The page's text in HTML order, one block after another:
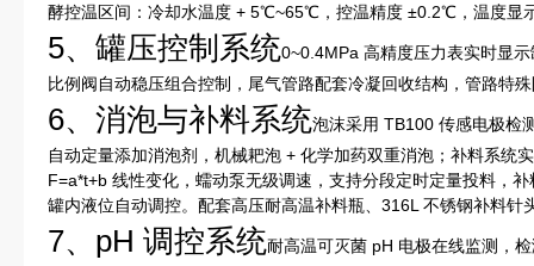
酵控温区间：冷却水温度 + 5℃~65℃，控温精度 ±0.2℃，温度显
5、罐压控制系统0~0.4MPa 高精度压力表实时显
比例阀自动稳压组合控制，尾气管路配套冷凝回收结构，管路特
6、消泡与补料系统泡沫采用 TB100 传感电极检
自动定量添加消泡剂，机械耙泡 + 化学加药双重消泡；补料系统
F=a*t+b 线性变化，蠕动泵无级调速，支持分段定时定量投料，
罐内液位自动调控。配套高压耐高温补料瓶、316L 不锈钢补料针
7、pH 调控系统耐高温可灭菌 pH 电极在线监测，